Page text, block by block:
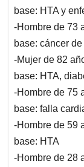
base: HTA y
-Hombre de 73
base: cáncer
-Mujer de 82
base: HTA,
-Hombre de 75
base: falla
-Hombre de 59
base: HTA
-Hombre de 28